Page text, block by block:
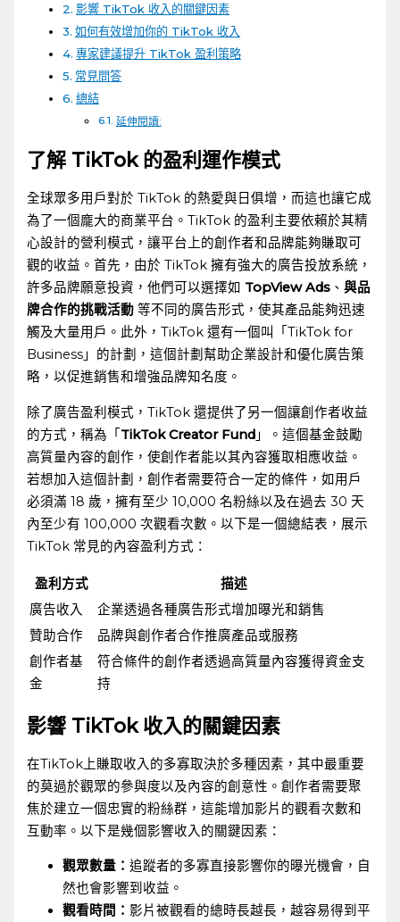
影響 TikTok 收入的關鍵因素
如何有效增加你的 TikTok ‌收入
專家建議提升 TikTok 盈利策略
常見問答
總結
延伸閱讀:
了解 TikTok 的盈利運作模式
全球眾多用戶對於 TikTok 的熱愛與日俱增，而這也讓它成
為了一個龐大的商業平台。TikTok​ 的盈利主要依賴於其精
心設計的營利模式，讓平台上的創作者和品牌能夠賺取可
觀的收益。首先，由於 TikTok 擁有強大的廣告投放系統，
許多品牌願意投資，他們可以選擇如 TopView Ads 、與品
牌合作的挑戰活動 等不同的廣告形式，使其產品能夠迅速
觸及大量用戶。此外，TikTok 還有一個叫「TikTok for
Business」的計劃，這個計劃幫助企業設計和優化廣告策
略，以促進銷售和增強品牌知名度。
除了廣告盈利模式，TikTok⁤ 還提供了另一個讓創作者收益
的方式，稱為「 TikTok Creator Fund 」。這個基金鼓勵
高質量內容的創作，使創作者能以其內容獲取相應收益。
若想加入這個計劃，創作者需要符合一定的條件，如用戶
必須滿 18 歲，擁有至少 10,000 名粉絲以及在過去 30 天
內至少有 100,000 次觀看次數。以下是一個總結表，展示
TikTok 常見的內容盈利方式：
盈利方式
描述
廣告收入
企業透過各種廣告形式增加曝光和銷售
贊助合作
品牌與創作者合作推廣產品或服務
創作者基
金
符合條件的創作者透過高質量內容獲得資金支
持
影響 TikTok 收入的關鍵因素
在TikTok上賺取收入的多寡取決於多種因素，其中最重要
的莫過於觀眾的參與度以及內容的創意性。創作者需要聚
焦於建立一個忠實的粉絲群，這能增加影片的觀看次數和
互動率。以下是幾個影響收入的關鍵因素：
觀眾數量：追蹤者的多寡直接影響你的曝光機會，自
然也會影響到收益。
觀看時間：影片被觀看的總時長越長，越容易得到平